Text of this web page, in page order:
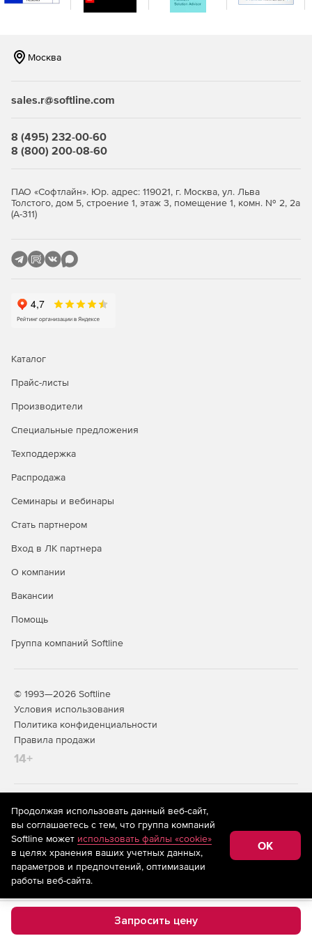
интеграцию.
Запросить цену
Москва
sales.r@softline.com
8 (495) 232-00-60
8 (800) 200-08-60
ПАО «Софтлайн». Юр. адрес: 119021, г. Москва, ул. Льва
Толстого, дом 5, строение 1, этаж 3, помещение 1, комн. № 2, 2а
(А-311)
Каталог
Прайс-листы
Производители
Специальные предложения
Техподдержка
Распродажа
Семинары и вебинары
Стать партнером
Вход в ЛК партнера
О компании
Вакансии
Помощь
Группа компаний Softline
© 1993—2026 Softline
Условия использования
Политика конфиденциальности
Правила продажи
14+
На информационном ресурсе store.softline.ru применяются
рекомендательные технологии
(информационные технологии
предоставления информации на основе сбора,
систематизации и анализа сведений, относящихся к
предпочтениям пользователей сети «Интернет»,
находящихся на территории Российской Федерации)
Продолжая использовать данный веб-сайт,
вы соглашаетесь с тем, что группа компаний
Softline может использовать файлы «cookie»
в целях хранения ваших учетных данных,
параметров и предпочтений, оптимизации
работы веб-сайта.
OK